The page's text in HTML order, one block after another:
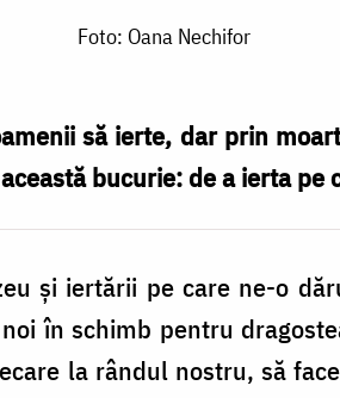
Foto: Oana Nechifor
să ierte, dar prin
bu­curie: de a ierta pe
şi iertării pe care ne-o
în schimb pentru
la rândul nostru, să